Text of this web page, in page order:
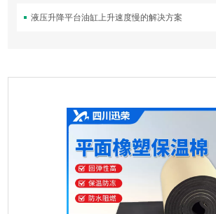
液压升降平台油缸上升速度慢的解决方案